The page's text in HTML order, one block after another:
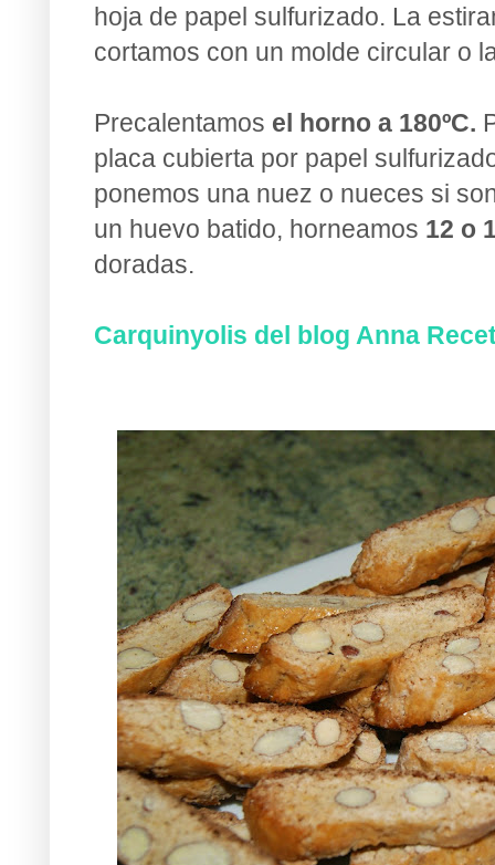
hoja de papel sulfurizado. La
cortamos con un molde circular o
Precalentamos el horno a 180ºC.
placa cubierta por papel
ponemos una nuez o nueces si
un huevo batido, horneamos 12 o
doradas.
Carquinyolis del blog Anna